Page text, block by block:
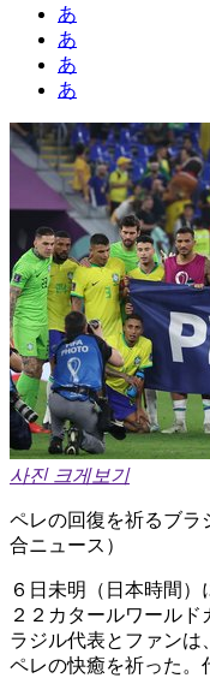
あ
あ
あ
あ
사진 크게보기
ペレの回復を祈るブ
合ニュース）
６日未明（日本時間
２２カタールワール
ラジル代表とファンは
ペレの快癒を祈った。